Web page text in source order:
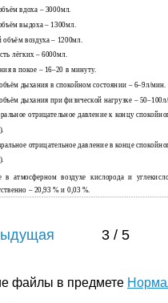
вдоха – 3000мл.
выдоха – 1300мл.
воздуха – 1200мл.
лёгких – 6000мл.
в покое – 16–20 в минуту.
дыхания в спокойном состоянии –6–9л/мин.
дыхания при физической нагрузке –
отрицательное давление к концу
отрицательное давление в конце
в атмосферном воздухе кислорода и
– 20,93 % и 0,03 %.
3 / 5
файлы в предмете